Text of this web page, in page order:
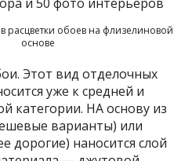
расцветки обоев на флизелиновой
основе
Этот вид отделочных
уже к средней и
категории. НА основу из
варианты) или
дорогие) наносится слой